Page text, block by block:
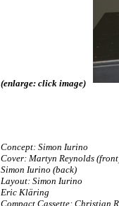
(enlarge: click image)
Concept: Simon Iurino
Cover: Martyn Reynolds
Simon Iurino (back)
Layout: Simon Iurino
Eric Kläring
Compact Cassette: Christian